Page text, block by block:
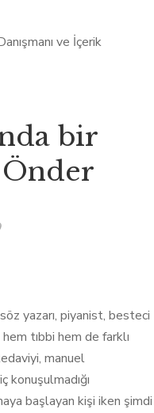
bir
yazarı, piyanist, besteci
tıbbi hem de farklı
manuel
konuşulmadığı
başlayan kişi iken şimdi